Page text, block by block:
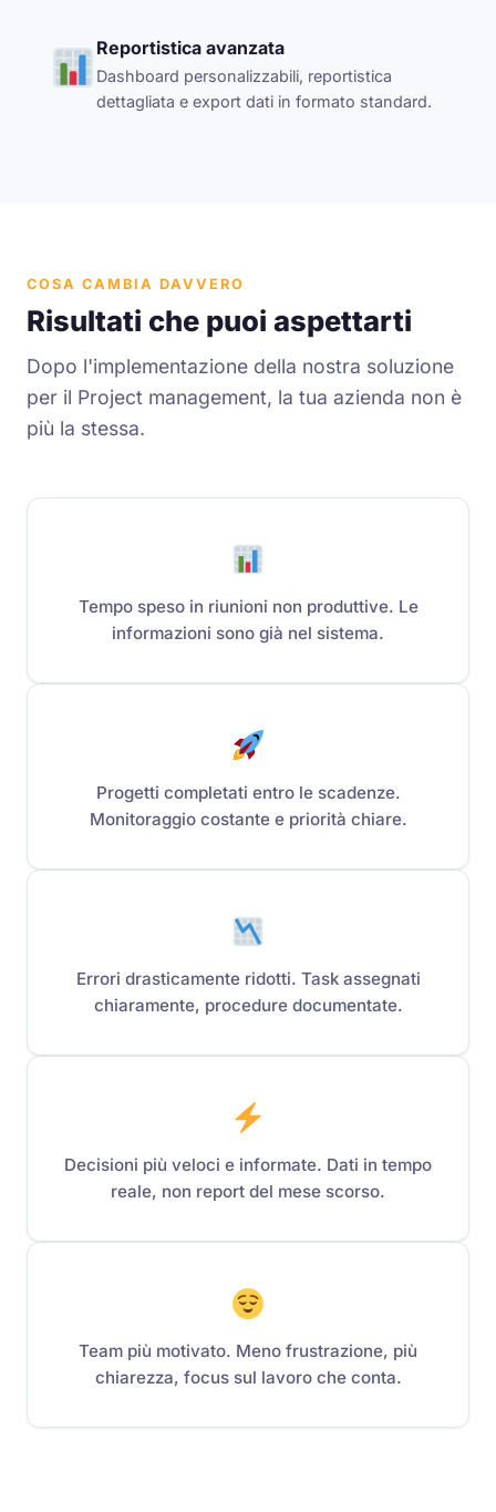
Reportistica avanzata
Dashboard personalizzabili, reportistica
dettagliata e export dati in formato standard.
COSA CAMBIA DAVVERO
Risultati che puoi aspettarti
Dopo l'implementazione della nostra soluzione
per il Project management, la tua azienda non è
più la stessa.
Tempo speso in riunioni non produttive. Le
informazioni sono già nel sistema.
Progetti completati entro le scadenze.
Monitoraggio costante e priorità chiare.
Errori drasticamente ridotti. Task assegnati
chiaramente, procedure documentate.
Decisioni più veloci e informate. Dati in tempo
reale, non report del mese scorso.
Team più motivato. Meno frustrazione, più
chiarezza, focus sul lavoro che conta.